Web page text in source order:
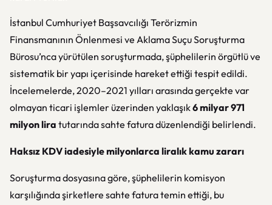
İstanbul Cumhuriyet Başsavcılığı Terörizmin
Finansmanının Önlenmesi ve Aklama Suçu Soruşturma
Bürosu’nca yürütülen soruşturmada, şüphelilerin örgütlü ve
sistematik bir yapı içerisinde hareket ettiği tespit edildi.
İncelemelerde, 2020–2021 yılları arasında gerçekte var
olmayan ticari işlemler üzerinden yaklaşık6 milyar 971
milyon lira tutarında sahte fatura düzenlendiği belirlendi.
Haksız KDV iadesiyle milyonlarca liralık kamu zararı
Soruşturma dosyasına göre, şüphelilerin komisyon
karşılığında şirketlere sahte fatura temin ettiği, bu